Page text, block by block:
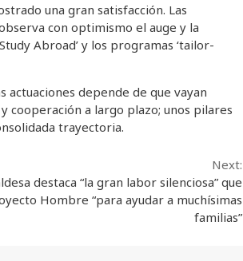
una gran satisfacción. Las
con optimismo el auge y la
Abroad’ y los programas ‘tailor-
depende de que vayan
cooperación a largo plazo; unos pilares
trayectoria.
Next:
destaca “la gran labor silenciosa” que
Hombre “para ayudar a muchísimas
familias”